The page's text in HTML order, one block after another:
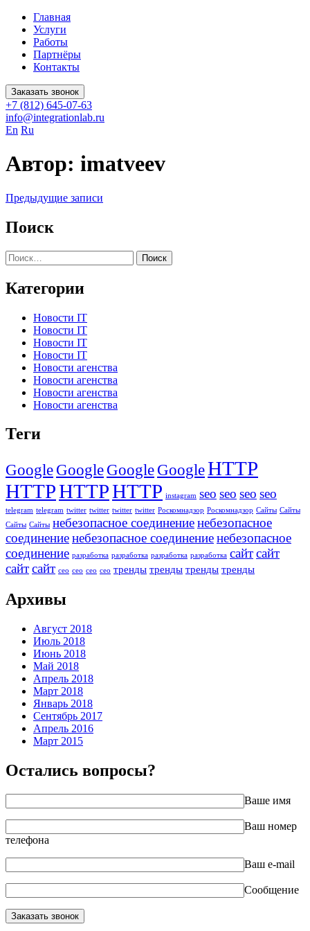
Главная
Услуги
Работы
Партнёры
Контакты
Заказать звонок
+7 (812) 645-07-63
info@integrationlab.ru
En Ru
Автор: imatveev
Навигация
по
записям
Предыдущие записи
Поиск
Найти:
Категории
Новости IT
Новости IT
Новости IT
Новости IT
Новости агенства
Новости агенства
Новости агенства
Новости агенства
Теги
Google Google Google GoogleHTTP
HTTPHTTPHTTP instagram seo seo seo seo
telegram telegram twitter twitter twitter twitter Роскомнадзор Роскомнадзор Сайты Сайты
Сайты Сайты небезопасное соединениенебезопасное
соединениенебезопасное соединениенебезопасное
соединение разработка разработка разработка разработка сайтсайт
сайтсайт сео сео сео сео тренды тренды тренды тренды
Архивы
Август 2018
Июль 2018
Июнь 2018
Май 2018
Апрель 2018
Март 2018
Январь 2018
Сентябрь 2017
Апрель 2016
Март 2015
Остались вопросы?
Ваше имя
Ваш номер
телефона
Ваш e-mail
Сообщение